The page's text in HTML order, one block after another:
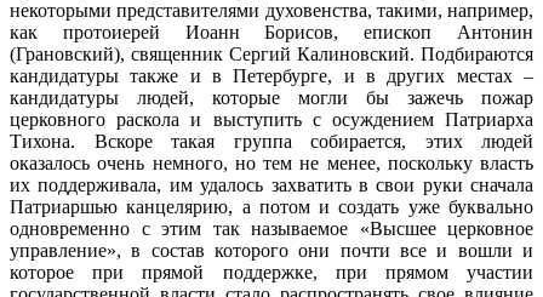
некоторыми представителями духовенства, такими, например,
как протоиерей Иоанн Борисов, епископ Антонин
(Грановский), священник Сергий Калиновский. Подбираются
кандидатуры также и в Петербурге, и в других местах –
кандидатуры людей, которые могли бы зажечь пожар
церковного раскола и выступить с осуждением Патриарха
Тихона. Вскоре такая группа собирается, этих людей
оказалось очень немного, но тем не менее, поскольку власть
их поддерживала, им удалось захватить в свои руки сначала
Патриаршью канцелярию, а потом и создать уже буквально
одновременно с этим так называемое «Высшее церковное
управление», в состав которого они почти все и вошли и
которое при прямой поддержке, при прямом участии